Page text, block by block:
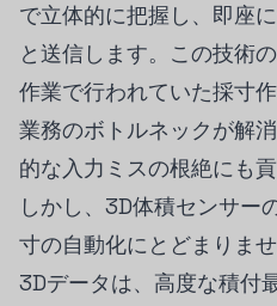
で立体的に把握し、即座
と送信します。この技術
作業で行われていた採寸
業務のボトルネックが解
的な入力ミスの根絶にも貢
しかし、3D体積センサー
寸の自動化にとどまりま
3Dデータは、高度な積付